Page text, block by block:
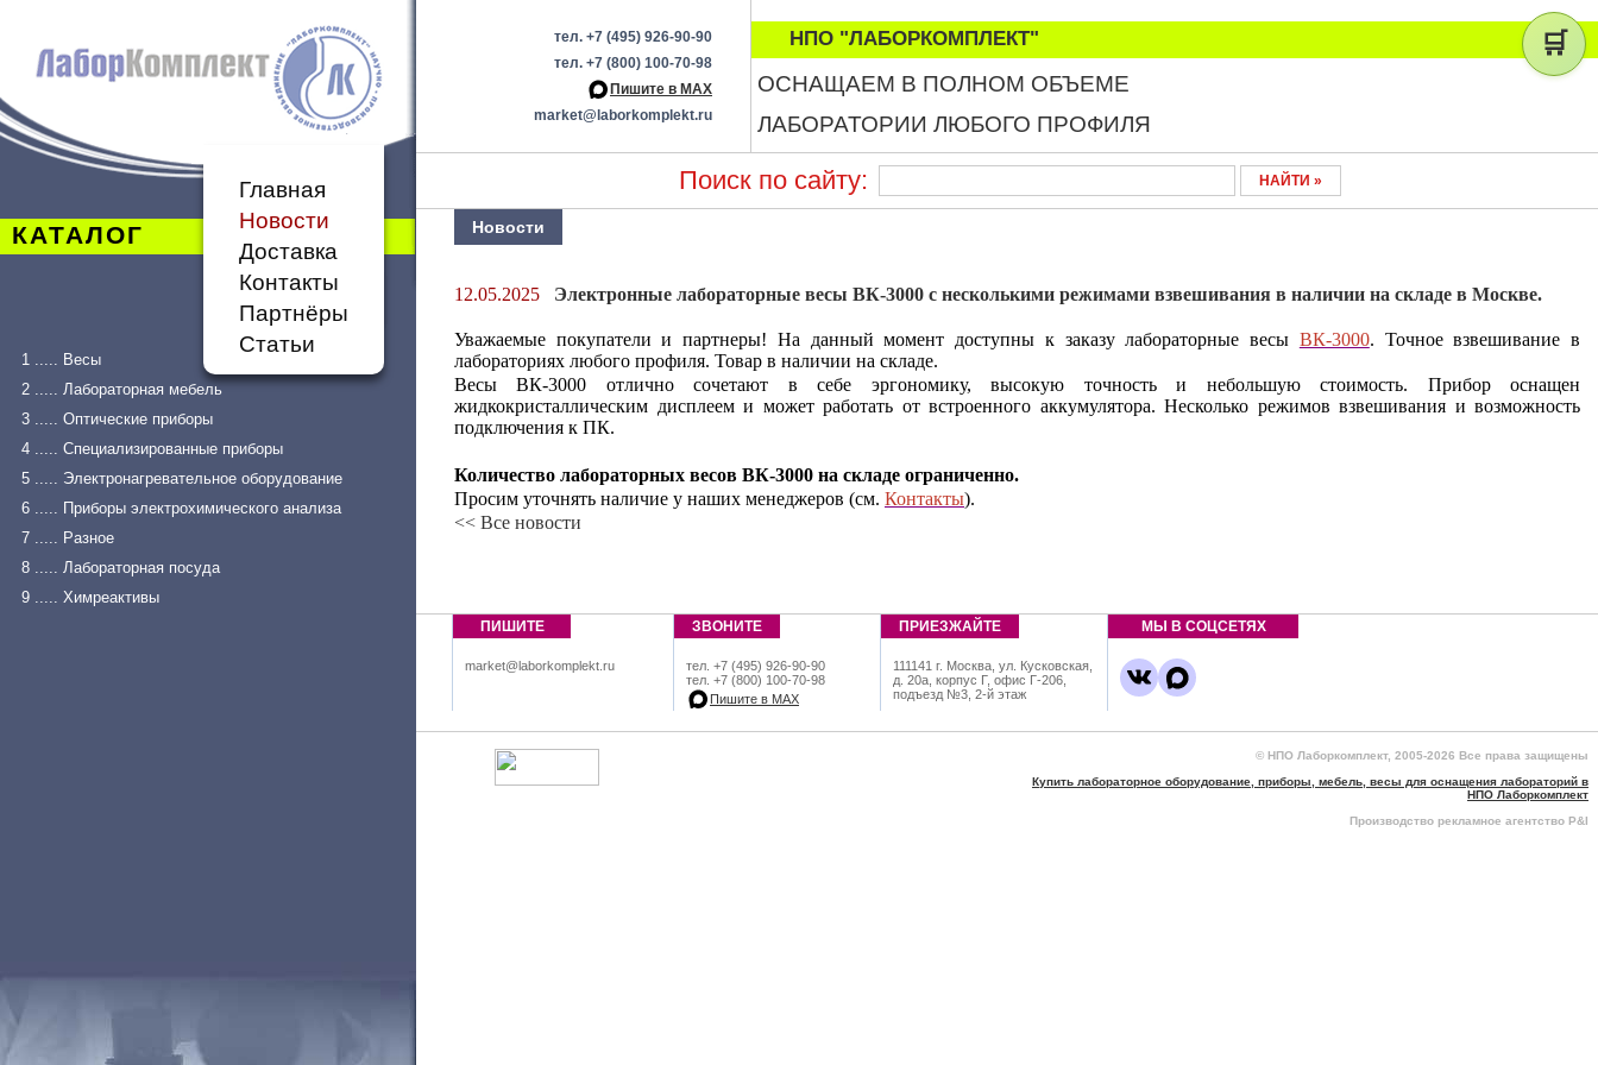
КАТАЛОГ
Главная
Новости
Доставка
Контакты
Партнёры
Статьи
1 ..... Весы
2 ..... Лабораторная мебель
3 ..... Оптические приборы
4 ..... Специализированные приборы
5 ..... Электронагревательное оборудование
6 ..... Приборы электрохимического анализа
7 ..... Разное
8 ..... Лабораторная посуда
9 ..... Химреактивы
тел. +7 (495) 926-90-90
тел. +7 (800) 100-70-98
Пишите в МАХ
market@laborkomplekt.ru
НПО "ЛАБОРКОМПЛЕКТ"
ОСНАЩАЕМ В ПОЛНОМ ОБЪЕМЕ
ЛАБОРАТОРИИ ЛЮБОГО ПРОФИЛЯ
Поиск по сайту:
🛒
Новости
12.05.2025 Электронные лабораторные весы ВК-3000 с несколькими режимами взвешивания в наличии на складе в Москве.
Уважаемые покупатели и партнеры! На данный момент доступны к заказу лабораторные весы ВК-3000. Точное взвешивание в
лабораториях любого профиля. Товар в наличии на складе.
Весы ВК-3000 отлично сочетают в себе эргономику, высокую точность и небольшую стоимость. Прибор оснащен
жидкокристаллическим дисплеем и может работать от встроенного аккумулятора. Несколько режимов взвешивания и возможность
подключения к ПК.
Количество лабораторных весов ВК-3000 на складе ограниченно.
Просим уточнять наличие у наших менеджеров (см. Контакты).
<< Все новости
ПИШИТЕ
market@laborkomplekt.ru
ЗВОНИТЕ
тел. +7 (495) 926-90-90
тел. +7 (800) 100-70-98
Пишите в МАХ
ПРИЕЗЖАЙТЕ
111141 г. Москва, ул. Кусковская,
д. 20а, корпус Г, офис Г-206,
подъезд №3, 2-й этаж
МЫ В СОЦСЕТЯХ
© НПО Лаборкомплект, 2005-2026 Все права защищены
Купить лабораторное оборудование, приборы, мебель, весы для оснащения лабораторий в
НПО Лаборкомплект
Производство рекламное агентство P&I